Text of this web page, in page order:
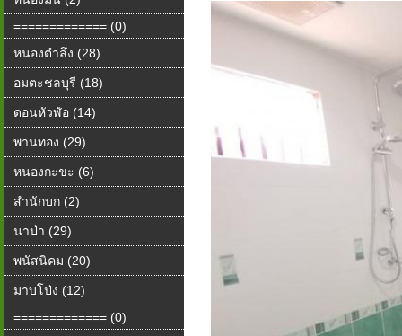
============= (0)
หนองตำลึง (28)
อมตะชลบุรี (18)
ดอนหัวฬ่อ (14)
พานทอง (29)
หนองกะขะ (6)
สำนักบก (2)
นาป่า (29)
พนัสนิคม (20)
มาบโป่ง (12)
============= (0)